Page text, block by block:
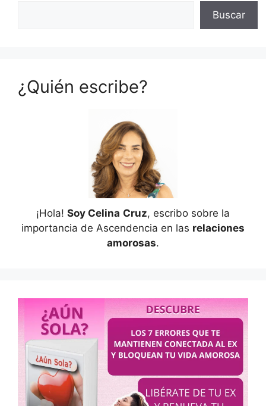
Buscar
¿Quién escribe?
¡Hola! Soy Celina Cruz, escribo sobre la
importancia de Ascendencia en las relaciones
amorosas.